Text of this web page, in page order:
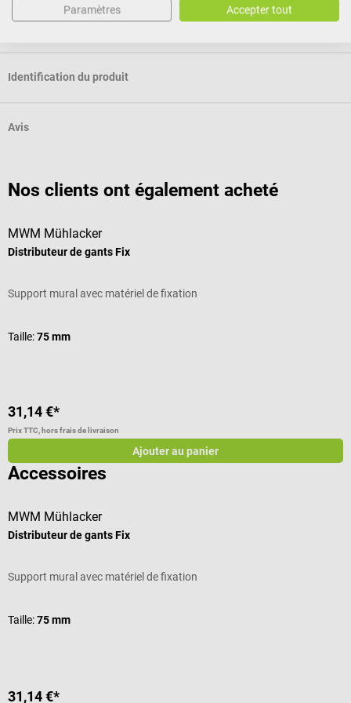
Identification du produit
Avis
Nos clients ont également acheté
MWM Mühlacker
Distributeur de gants Fix
Support mural avec matériel de fixation
Taille:75 mm
31,14 €*
Prix TTC, hors frais de livraison
Ajouter au panier
Accessoires
MWM Mühlacker
Distributeur de gants Fix
Support mural avec matériel de fixation
Taille:75 mm
31,14 €*
Paramètres Accepter tout